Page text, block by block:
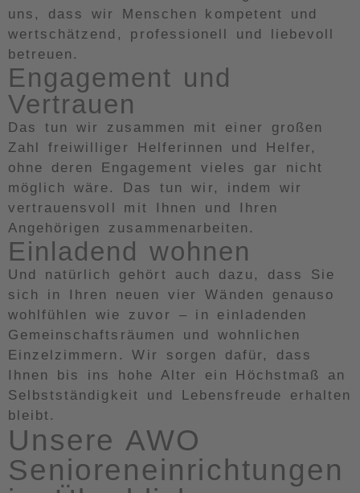
uns, dass wir Menschen kompetent und
wertschätzend, professionell und liebevoll
betreuen.
Engagement und
Vertrauen
Das tun wir zusammen mit einer großen
Zahl freiwilliger Helferinnen und Helfer,
ohne deren Engagement vieles gar nicht
möglich wäre. Das tun wir, indem wir
vertrauensvoll mit Ihnen und Ihren
Angehörigen zusammenarbeiten.
Einladend wohnen
Und natürlich gehört auch dazu, dass Sie
sich in Ihren neuen vier Wänden genauso
wohlfühlen wie zuvor – in einladenden
Gemeinschaftsräumen und wohnlichen
Einzelzimmern. Wir sorgen dafür, dass
Ihnen bis ins hohe Alter ein Höchstmaß an
Selbstständigkeit und Lebensfreude erhalten
bleibt.
Unsere AWO
Senioreneinrichtungen